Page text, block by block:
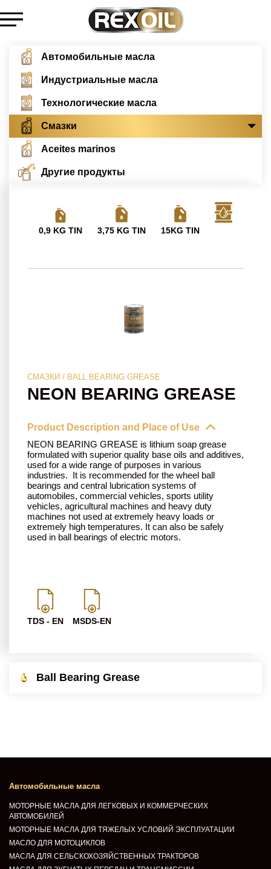
Автомобильные масла
Индустриальные масла
Технологические масла
Смазки
Aceites marinos
Другие продукты
Ball Bearing Grease
СМАЗКИ / BALL BEARING GREASE
NEON BEARING GREASE
Product Description and Place of Use
NEON BEARING GREASE is lithium soap grease
formulated with superior quality base oils and additives,
used for a wide range of purposes in various
industries. It is recommended for the wheel ball
bearings and central lubrication systems of
automobiles, commercial vehicles, sports utility
vehicles, agricultural machines and heavy duty
machines not used at extremely heavy loads or
extremely high temperatures. It can also be safely
used in ball bearings of electric motors.
TDS - EN MSDS-EN
0,9 KG TIN 3,75 KG TIN 15KG TIN
Автомобильные масла
МОТОРНЫЕ МАСЛА ДЛЯ ЛЕГКОВЫХ И КОММЕРЧЕСКИХ
АВТОМОБИЛЕЙ
МОТОРНЫЕ МАСЛА ДЛЯ ТЯЖЕЛЫХ УСЛОВИЙ ЭКСПЛУАТАЦИИ
МАСЛО ДЛЯ МОТОЦИКЛОВ
МАСЛА ДЛЯ СЕЛЬСКОХОЗЯЙСТВЕННЫХ ТРАКТОРОВ